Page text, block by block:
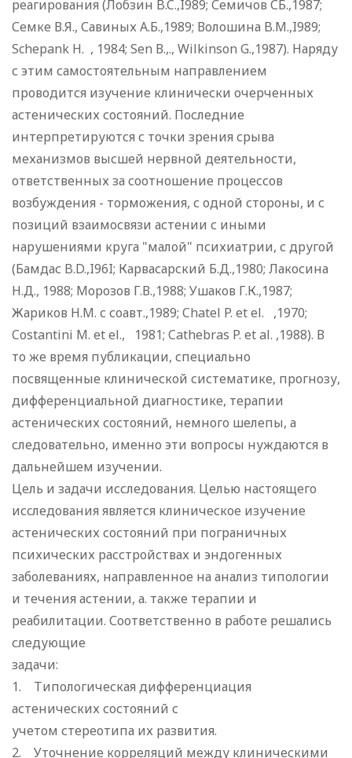
реагирования (Лобзин B.C.,I989; Семичов СБ.,1987;
Семке В.Я., Савиных А.Б.,1989; Волошина B.M.,I989;
Schepank H. , 1984; Sen В.,., Wilkinson G.,1987). Наряду
с этим самостоятельным направлением
проводится изучение клинически очерченных
астенических состояний. Последние
интерпретируются с точки зрения срыва
механизмов высшей нервной деятельности,
ответственных за соотношение процессов
возбуждения - торможения, с одной стороны, и с
позиций взаимосвязи астении с иными
нарушениями круга "малой" психиатрии, с другой
(Бамдас B.D.,I96I; Карвасарский Б.Д.,1980; Лакосина
Н.Д., 1988; Морозов Г.В.,1988; Ушаков Г.К.,1987;
Жариков Н.М. с соавт.,1989; Chatel P. et el. ,1970;
Costantini M. et el., 1981; Cathebras P. et al. ,1988). В
то же время публикации, специально
посвященные клинической систематике, прогнозу,
дифференциальной диагностике, терапии
астенических состояний, немного шелепы, а
следовательно, именно эти вопросы нуждаются в
дальнейшем изучении.
Цель и задачи исследования. Целью настоящего
исcледования является клиническое изучение
астенических состояний при пограничных
психических расстройствах и эндогенных
заболеваниях, направленное на анализ типологии
и течения астении, а. также терапии и
реабилитации. Соответственно в работе решались
следующие
задачи:
1. Типологическая дифференциация
астенических состояний с
учетом стереотипа их развития.
2. Уточнение корреляций между клиническими